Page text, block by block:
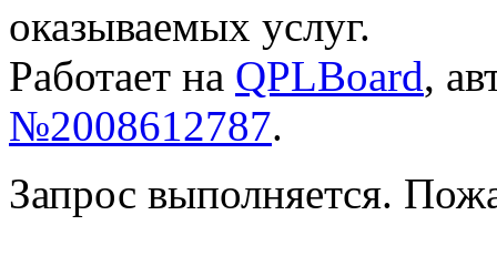
оказываемых услуг.
Работает на QPLBoard,
№2008612787.
Запрос выполняется.